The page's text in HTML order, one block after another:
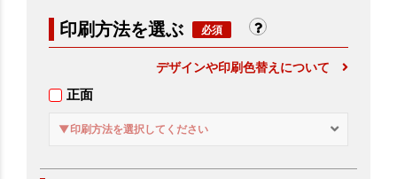
印刷方法を選ぶ
デザインや印刷色替えについて
正面
▼印刷方法を選択してください